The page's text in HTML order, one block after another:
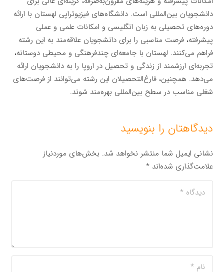
دانشجویان بین‌المللی است. دانشگاه‌های فیزیوتراپی لهستان با ارائه
دوره‌های تحصیلی به زبان انگلیسی و امکانات علمی و عملی
پیشرفته، فرصت مناسبی را برای دانشجویان علاقه‌مند به این رشته
فراهم می‌کنند. لهستان با جامعه‌ای چندفرهنگی و محیطی دوستانه،
تجربه‌ای ارزشمند از زندگی و تحصیل در اروپا را به دانشجویان ارائه
می‌دهد. همچنین، فارغ‌التحصیلان این رشته می‌توانند از فرصت‌های
شغلی مناسب در سطح بین‌المللی بهره‌مند شوند.
دیدگاهتان را بنویسید
نشانی ایمیل شما منتشر نخواهد شد. بخش‌های موردنیاز
علامت‌گذاری شده‌اند*